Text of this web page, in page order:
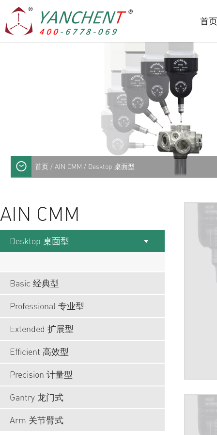
首
首页 / AIN CMM / Desktop 桌面型
AIN CMM
Desktop 桌面型
Basic 经典型
Professional 专业型
Extended 扩展型
Efficient 高效型
Precision 计量型
Gantry 龙门式
Arm 关节臂式